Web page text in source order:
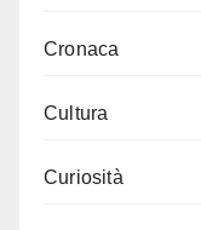
Cronaca
Cultura
Curiosità